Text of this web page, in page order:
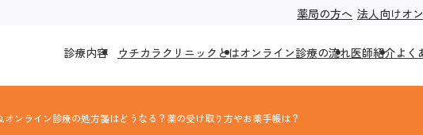
薬局の方へ 法人向けオ
診療内容 ウチカラクリニックとはオンライン診療の流れ医師紹介よく
オンライン診療の処方箋はどうなる？薬の受け取り方やお薬手帳は？